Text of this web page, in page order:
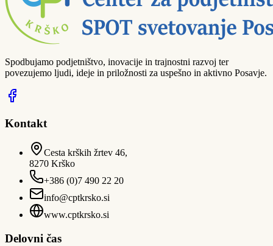
Spodbujamo podjetništvo, inovacije in trajnostni razvoj ter
povezujemo ljudi, ideje in priložnosti za uspešno in aktivno Posavje.
Kontakt
Cesta krških žrtev 46,
8270 Krško
+386 (0)7 490 22 20
info@cptkrsko.si
www.cptkrsko.si
Delovni čas